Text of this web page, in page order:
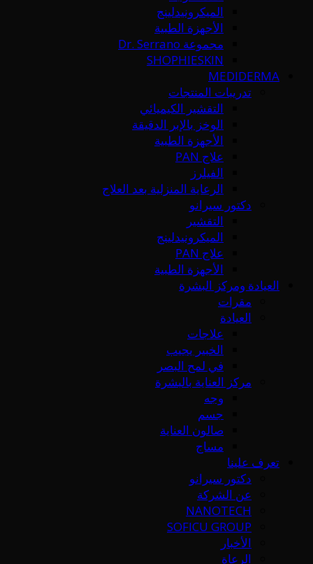
الميكرونيدلينج
الأجهزة الطبية
مجموعة Dr. Serrano
SHOPHIESKIN
MEDIDERMA
تدريبات المنتجات
التقشير الكيميائي
الوخز بالإبر الدقيقة
الأجهزة الطبية
علاج PAN
الفيلرز
الرعاية المنزلية بعد العلاج
دكتور سيرانو
التقشير
الميكرونيدلينج
علاج PAN
الأجهزة الطبية
العيادة ومركز البشرة
مقرات
العيادة
علاجات
الخبير يجيب
في لمح البصر
مركز العناية بالبشرة
وجه
جسم
صالون العناية
مساج
تعرف علينا
دكتور سيرانو
عن الشركة
NANOTECH
SOFICU GROUP
الأخبار
الرعاة